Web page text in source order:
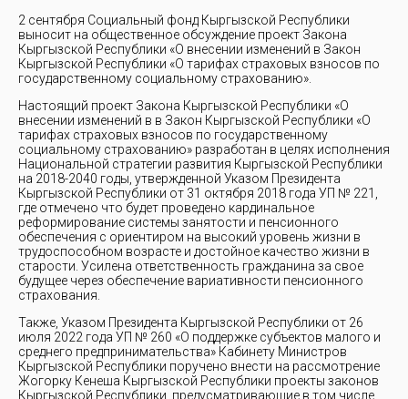
2 сентября Социальный фонд Кыргызской Республики
выносит на общественное обсуждение проект Закона
Кыргызской Республики «О внесении изменений в Закон
Кыргызской Республики «О тарифах страховых взносов по
государственному социальному страхованию».
Настоящий проект Закона Кыргызской Республики «О
внесении изменений в в Закон Кыргызской Республики «О
тарифах страховых взносов по государственному
социальному страхованию» разработан в целях исполнения
Национальной стратегии развития Кыргызской Республики
на 2018-2040 годы, утвержденной Указом Президента
Кыргызской Республики от 31 октября 2018 года УП № 221,
где отмечено что будет проведено кардинальное
реформирование системы занятости и пенсионного
обеспечения с ориентиром на высокий уровень жизни в
трудоспособном возрасте и достойное качество жизни в
старости. Усилена ответственность гражданина за свое
будущее через обеспечение вариативности пенсионного
страхования.
Также, Указом Президента Кыргызской Республики от 26
июля 2022 года УП № 260 «О поддержке субъектов малого и
среднего предпринимательства» Кабинету Министров
Кыргызской Республики поручено внести на рассмотрение
Жогорку Кенеша Кыргызской Республики проекты законов
Кыргызской Республики, предусматривающие в том числе